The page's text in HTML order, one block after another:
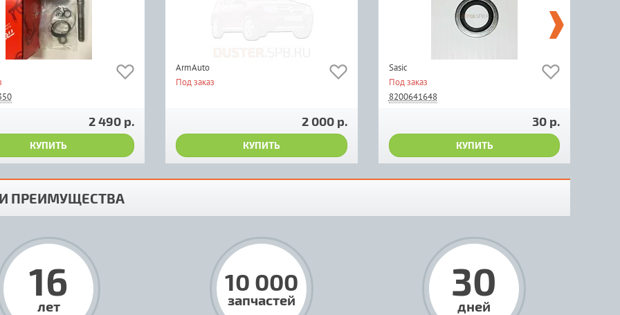
2 490 р.
КУПИТЬ
ArmAuto
Под заказ
2 000 р.
КУПИТЬ
Sasic
Под заказ
8200641648
30 р.
КУПИТЬ
ПРЕИМУЩЕСТВА
16
лет
10 000
запчастей 30
дней